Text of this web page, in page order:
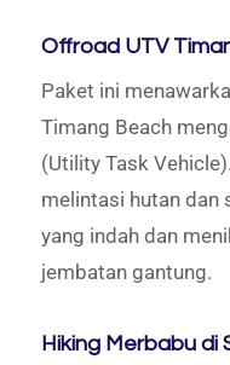
Offroad UTV
Paket ini
Timang Beach
(Utility Task
melintasi hutan dan
yang indah dan
jembatan gantung.
Hiking Merbabu di